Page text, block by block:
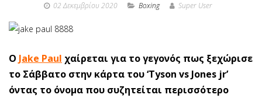
02 Δεκεμβρίου 2020 Boxing Super User
Ο Jake Paul χαίρεται για το γεγονός πως ξεχώρισε
το Σάββατο στην κάρτα του ‘Tyson vs Jones jr’
όντας το όνομα που συζητείται περισσότερο